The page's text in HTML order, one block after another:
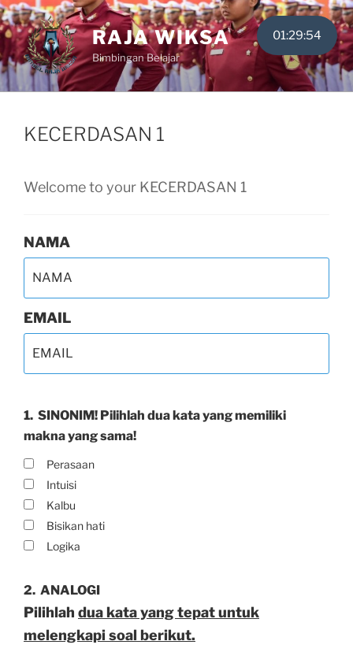
Skip
to
content
RAJA WIKSA
Bimbingan Belajar
KECERDASAN 1
01:29:53
Welcome to your KECERDASAN 1
NAMA
EMAIL
1. SINONIM! Pilihlah dua kata yang memiliki
makna yang sama!
Perasaan
Intuisi
Kalbu
Bisikan hati
Logika
2. ANALOGI
Pilihlah dua kata yang tepat untuk
melengkapi soal berikut.